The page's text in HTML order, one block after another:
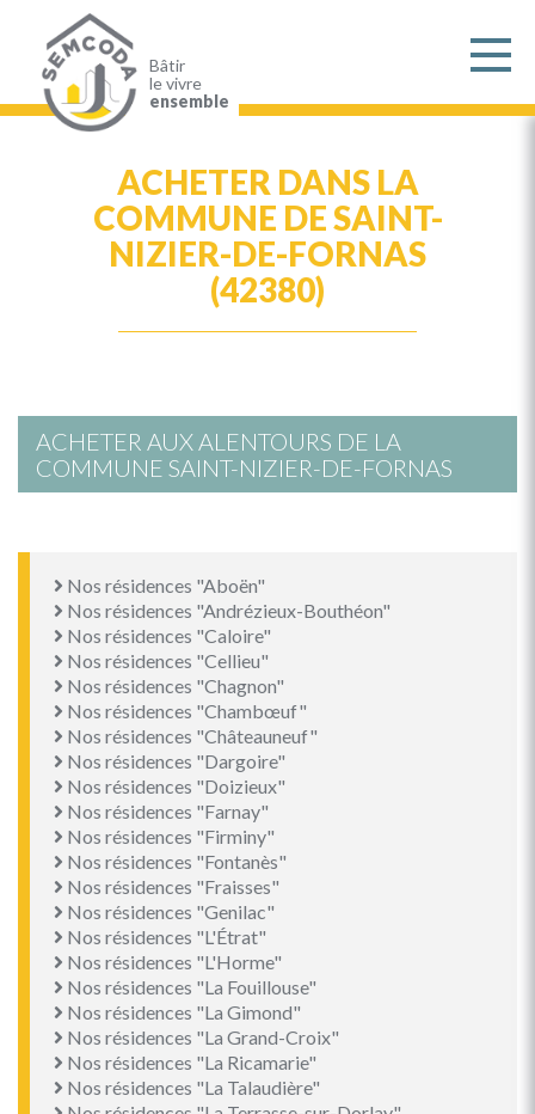
contenu
principal
Bâtir
le vivre
ensemble
ACHETER DANS LA
COMMUNE DE SAINT-
NIZIER-DE-FORNAS
(42380)
ACHETER AUX ALENTOURS DE LA
COMMUNE SAINT-NIZIER-DE-FORNAS
Nos résidences "Aboën"
Nos résidences "Andrézieux-Bouthéon"
Nos résidences "Caloire"
Nos résidences "Cellieu"
Nos résidences "Chagnon"
Nos résidences "Chambœuf"
Nos résidences "Châteauneuf"
Nos résidences "Dargoire"
Nos résidences "Doizieux"
Nos résidences "Farnay"
Nos résidences "Firminy"
Nos résidences "Fontanès"
Nos résidences "Fraisses"
Nos résidences "Genilac"
Nos résidences "L'Étrat"
Nos résidences "L'Horme"
Nos résidences "La Fouillouse"
Nos résidences "La Gimond"
Nos résidences "La Grand-Croix"
Nos résidences "La Ricamarie"
Nos résidences "La Talaudière"